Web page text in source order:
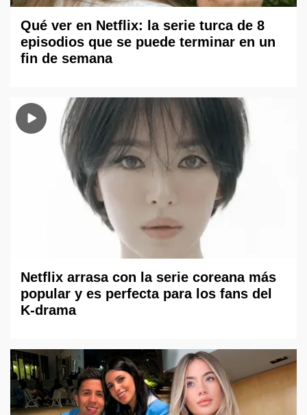
Qué ver en Netflix: la serie turca de 8
episodios que se puede terminar en un
fin de semana
Netflix arrasa con la serie coreana más
popular y es perfecta para los fans del
K-drama